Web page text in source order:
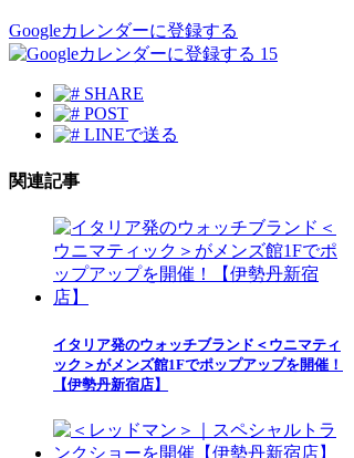
Googleカレンダーに登録する
15
SHARE
POST
LINEで送る
関連記事
イタリア発のウォッチブランド＜ウニマティ
ック＞がメンズ館1Fでポップアップを開催！
【伊勢丹新宿店】